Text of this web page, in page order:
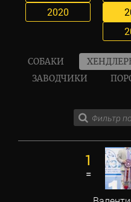
2020
СОБАКИ
ЗАВОДЧИКИ
1
=